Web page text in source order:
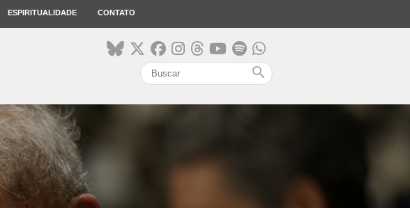
ESPIRITUALIDADE CONTATO
search